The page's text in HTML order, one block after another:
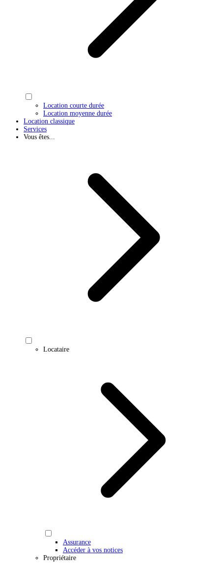
Location courte durée
Location moyenne durée
Location classique
Services
Vous êtes...
Locataire
Assurance
Accéder à vos notices
Propriétaire